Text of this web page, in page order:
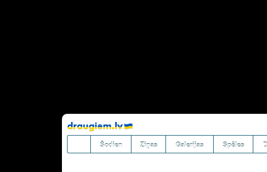
Pāriet
uz
saturu
Šodien Ziņas Galerijas Spēles